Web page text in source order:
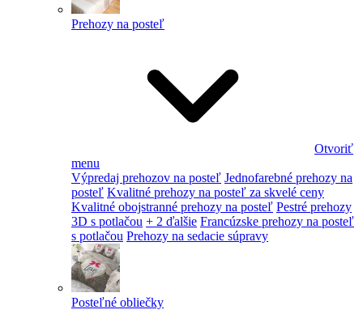
Prehozy na posteľ
Otvoriť
menu
Výpredaj prehozov na posteľ Jednofarebné prehozy na
posteľ Kvalitné prehozy na posteľ za skvelé ceny
Kvalitné obojstranné prehozy na posteľ Pestré prehozy
3D s potlačou + 2 ďalšie Francúzske prehozy na posteľ
s potlačou Prehozy na sedacie súpravy
Posteľné obliečky